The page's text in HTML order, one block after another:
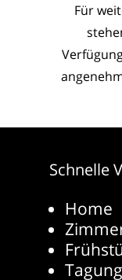
Für
Schnelle
Home
Tagung